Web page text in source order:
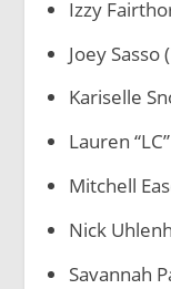
Izzy
Joey Sasso (
Kariselle
Lauren
Mitchell
Nick
Savannah